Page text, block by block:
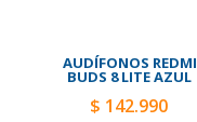
AUDÍFONOS REDMI
BUDS 8 LITE AZUL
$ 142.990